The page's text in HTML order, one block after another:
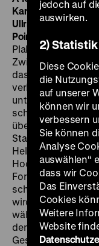
Karl Buda, K: Oskar
Ullrich, Gustav
Pointner, 78’
Plakaten für die
das Glück
verbüßten
unter. Als diese
schüchterne
übernimmt auch
Staatsanwalt
Helene und Betty
Hochbaum die
Formbewusstsein
schwungvolle
wird mit Krimi- und
während die
denkwürdige
Gespenster in
jedoch auf
auswirken.
2)
Diese
die
auf unserer
können wir
verbessern
Sie können
Analyse
auswählen“
dass wir
Das
Cookies
Weitere
Website